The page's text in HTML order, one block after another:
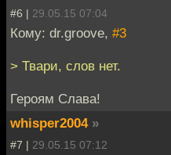
#6 | 29.05.15 07:04
Кому: dr.groove, #3
> Твари, слов нет.
Героям Слава!
whisper2004 »
#7 | 29.05.15 07:12